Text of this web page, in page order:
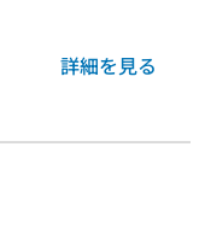
詳細を見る